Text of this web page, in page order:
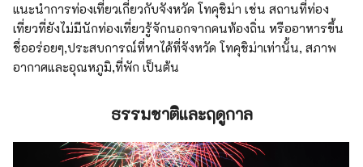
แนะนำการท่องเที่ยวเกี่ยวกับจังหวัด โทคุชิม่า เช่น สถานที่ท่อง
เที่ยวที่ยังไม่มีนักท่องเที่ยวรู้จักนอกจากคนท้องถิ่น หรืออาหารขึ้น
ชื่ออร่อยๆ,ประสบการณ์ที่หาได้ที่จังหวัด โทคุชิม่าเท่านั้น, สภาพ
อากาศและอุณหภูมิ,ที่พัก เป็นต้น
ธรรมชาติและฤดูกาล